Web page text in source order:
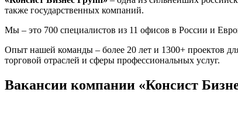
также государственных компаний.
Мы – это 700 специалистов из 11 офисов в России и
Опыт нашей команды – более 20 лет и 1300+ проектов
торговой отраслей и сферы профессиональных услуг.
Вакансии компании «Консист